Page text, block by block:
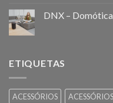
DNX –
ETIQUETAS
ACESSÓRIOS